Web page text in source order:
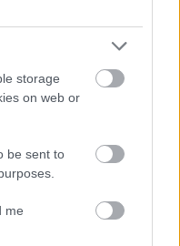
storage
on web or
be sent to
me